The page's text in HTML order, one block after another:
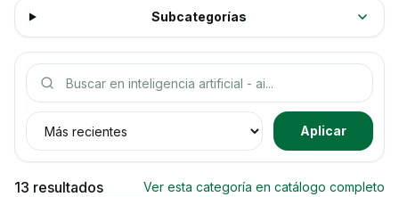
Subcategorías
Buscar productos
Ordenar productos
Aplicar
13 resultados Ver esta categoría en catálogo completo